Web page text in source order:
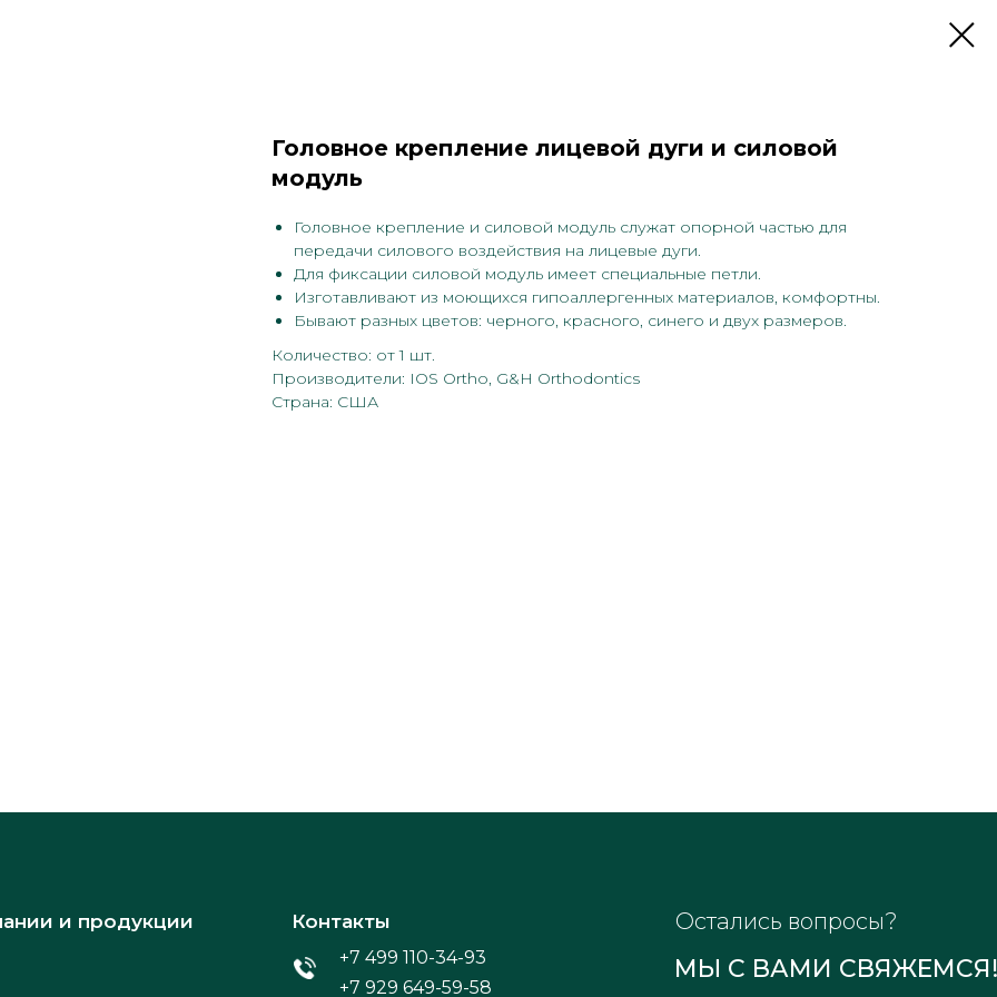
Головное крепление лицевой дуги и силовой
модуль
Головное крепление и силовой модуль служат опорной частью для
передачи силового воздействия на лицевые дуги.
Для фиксации силовой модуль имеет специальные петли.
Изготавливают из моющихся гипоаллергенных материалов, комфортны.
Бывают разных цветов: черного, красного, синего и двух размеров.
Количество: от 1 шт.
Производители: IOS Ortho, G&H Orthodontics
Страна: США
Остались вопросы?
МЫ С ВАМИ СВЯЖЕМСЯ!
+7 929 649-59-58
и продукции Контакты
+7 499 110-34-93